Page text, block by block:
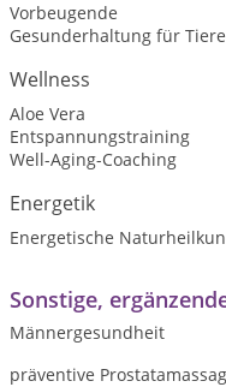
Vorbeugende
Gesunderhaltung für Tiere
Wellness
Aloe Vera
Entspannungstraining
Well-Aging-Coaching
Energetik
Energetische
Sonstige,
Männergesundheit
präventive